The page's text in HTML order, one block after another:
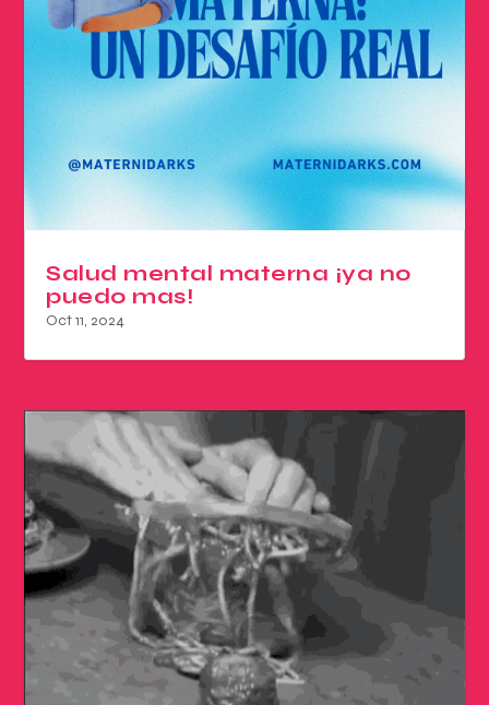
Salud mental materna ¡ya no
puedo mas!
Oct 11, 2024